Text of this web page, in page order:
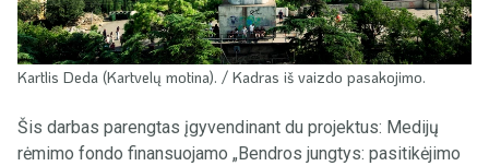
Kartlis Deda (Kartvelų motina). / Kadras iš vaizdo pasakojimo.
Šis darbas parengtas įgyvendinant du projektus: Medijų
rėmimo fondo finansuojamo „Bendros jungtys: pasitikėjimo